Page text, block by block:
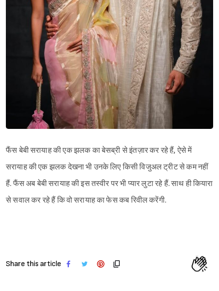
फैंस बेबी सरायाह की एक झलक का बेसब्री से इंतज़ार कर रहे हैं, ऐसे में
सरायाह की एक झलक देखना भी उनके लिए किसी विजुअल ट्रीट से कम नहीं
हैं. फैंस अब बेबी सरायाह की इस तस्वीर पर भी प्यार लुटा रहे हैं. साथ ही कियारा
से सवाल कर रहे हैं कि वो सरायाह का फेस कब रिवील करेंगी.
Share this article